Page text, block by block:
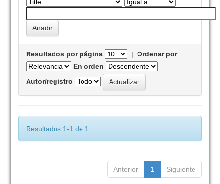
Resultados por página |Ordenar por
En orden
Autor/registro
Resultados 1-1 de 1.
Anterior 1 Siguiente